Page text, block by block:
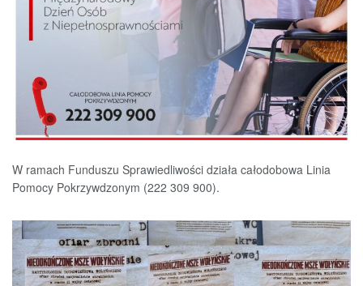
W ramach Funduszu Sprawiedliwości działa całodobowa Linia
Pomocy Pokrzywdzonym (222 309 900).